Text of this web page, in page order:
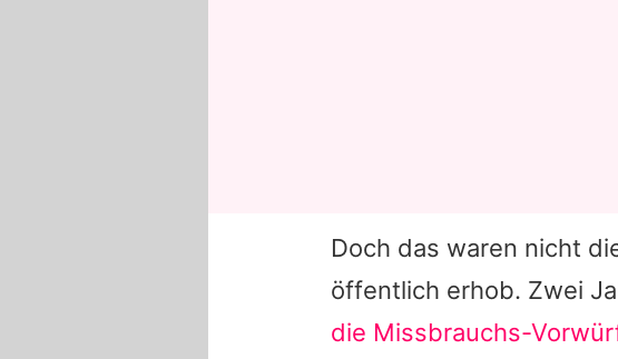
Doch das waren nicht
öffentlich erhob. Zwei
die Missbrauchs-